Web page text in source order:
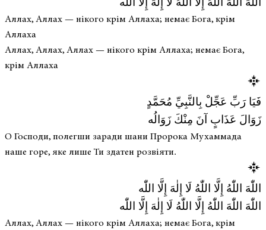
اللّٰهَ اللّٰهَ اللّٰهُ إِلَّا اللّٰهُ لَا إِلٰهَ إِلَّا اللّٰه
Аллах, Аллах — нікого крім Аллаха; немає Бога, крім
Аллаха
Аллах, Аллах, Аллах — нікого крім Аллаха; немає Бога,
крім Аллаха
فَيَا رَبِّ عَجِّلْ بِالنَّبِيِّ مُحَمَّدٍ
زَوَالَ عَذَابٍ آنَ مِنْكَ زَوَالُه
О Господи, полегши заради шани Пророка Мухаммада
наше горе, яке лише Ти здатен розвіяти.
اللّٰهَ اللّٰهُ إِلَّا اللّٰهُ لَا إِلٰهَ إِلَّا اللّٰه
اللّٰهَ اللّٰهَ اللّٰهُ إِلَّا اللّٰهُ لَا إِلٰهَ إِلَّا اللّٰه
Аллах, Аллах — нікого крім Аллаха; немає Бога, крім